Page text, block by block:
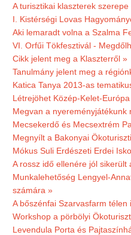
A turisztikai klaszterek
I. Kistérségi Lovas
Aki lemaradt volna a Szalma
VI. Orfűi Tökfesztivál -
Cikk jelent meg a Klaszterről »
Tanulmány jelent meg a
Katica Tanya 2013-as
Létrejöhet Közép-Kelet-
Megvan a nyereményjátékunk
Mecsekerdő és Mecsextrém
Megnyílt a Bakonyai
Mókus Suli Erdészeti Erdei
A rossz idő ellenére jól sikerült
Munkalehetőség Lengyel-
számára »
A bőszénfai Szarvasfarm
Workshop a pörbölyi
Levendula Porta és